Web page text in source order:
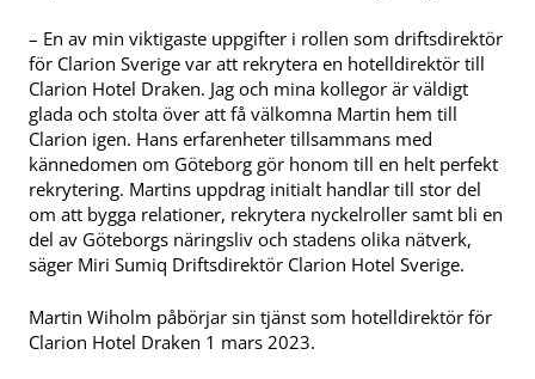
– En av min viktigaste uppgifter i rollen som driftsdirektör
för Clarion Sverige var att rekrytera en hotelldirektör till
Clarion Hotel Draken. Jag och mina kollegor är väldigt
glada och stolta över att få välkomna Martin hem till
Clarion igen. Hans erfarenheter tillsammans med
kännedomen om Göteborg gör honom till en helt perfekt
rekrytering. Martins uppdrag initialt handlar till stor del
om att bygga relationer, rekrytera nyckelroller samt bli en
del av Göteborgs näringsliv och stadens olika nätverk,
säger Miri Sumiq Driftsdirektör Clarion Hotel Sverige.
Martin Wiholm påbörjar sin tjänst som hotelldirektör för
Clarion Hotel Draken 1 mars 2023.